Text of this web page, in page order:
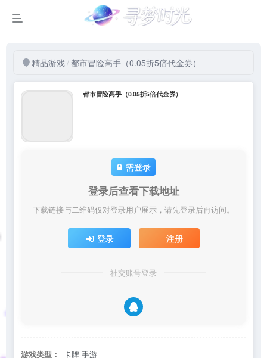
精品游戏/都市冒险高手（0.05折5倍代金券）
都市冒险高手（0.05折5倍代金券）
需登录
登录后查看下载地址
下载链接与二维码仅对登录用户展示，请先登录后再访问。
登录 注册
社交账号登录
游戏类型：
卡牌 手游